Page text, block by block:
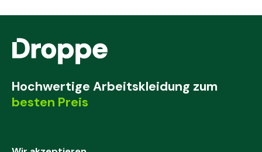
Hochwertige Arbeitskleidung zum
besten Preis